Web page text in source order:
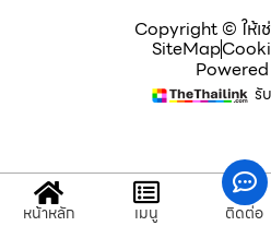
Copyright © ให้เ
SiteMap
รั
หน้าหลัก เมนู ติดต่อ